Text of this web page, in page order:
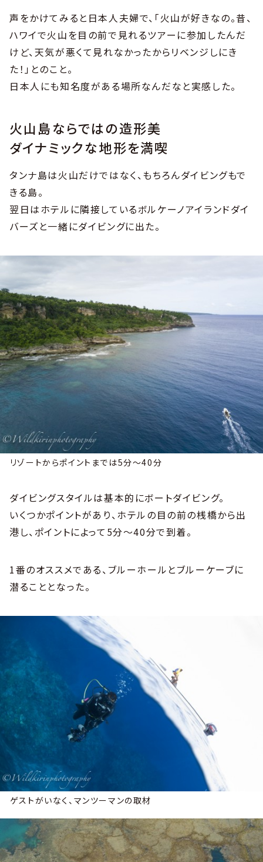
声をかけてみると日本人夫婦で、「火山が好きなの。昔、
ハワイで火山を目の前で見れるツアーに参加したんだ
けど、天気が悪くて見れなかったからリベンジしにき
た！」とのこと。
日本人にも知名度がある場所なんだなと実感した。
火山島ならではの造形美
ダイナミックな地形を満喫
タンナ島は火山だけではなく、もちろんダイビングもで
きる島。
翌日はホテルに隣接しているボルケーノアイランドダイ
バーズと一緒にダイビングに出た。
リゾートからポイントまでは5分〜40分
ダイビングスタイルは基本的にボートダイビング。
いくつかポイントがあり、ホテルの目の前の桟橋から出
港し、ポイントによって5分〜40分で到着。
1番のオススメである、ブルーホールとブルーケーブに
潜ることとなった。
ゲストがいなく、マンツーマンの取材